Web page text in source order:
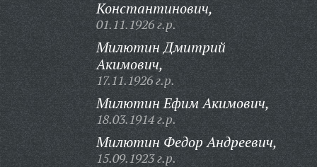
Константинович,
01.11.1926 г.р.
Милютин Дмитрий
Акимович,
17.11.1926 г.р.
Милютин Ефим Акимович,
18.03.1914 г.р.
Милютин Федор Андреевич,
15.09.1923 г.р.